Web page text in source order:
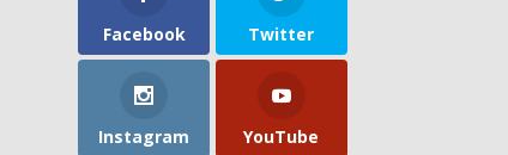
Facebook Twitter
Instagram YouTube